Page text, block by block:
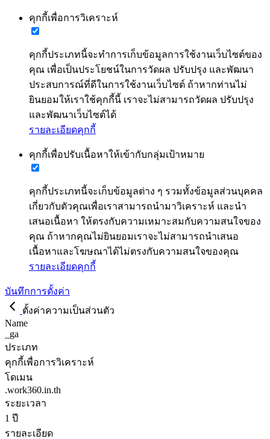
คุกกี้เพื่อการวิเคราะห์
คุกกี้ประเภทนี้จะทำการเก็บข้อมูลการใช้งานเว็บไซต์ของ
คุณ เพื่อเป็นประโยชน์ในการวัดผล ปรับปรุง และพัฒนา
ประสบการณ์ที่ดีในการใช้งานเว็บไซต์ ถ้าหากท่านไม่
ยินยอมให้เราใช้คุกกี้นี้ เราจะไม่สามารถวัดผล ปรับปรุง
และพัฒนาเว็บไซต์ได้
รายละเอียดคุกกี้
คุกกี้เพื่อปรับเนื้อหาให้เข้ากับกลุ่มเป้าหมาย
คุกกี้ประเภทนี้จะเก็บข้อมูลต่าง ๆ รวมทั้งข้อมูลส่วนบุคคล
เกี่ยวกับตัวคุณเพื่อเราสามารถนำมาวิเคราะห์ และนำ
เสนอเนื้อหา ให้ตรงกับความเหมาะสมกับความสนใจของ
คุณ ถ้าหากคุณไม่ยินยอมเราจะไม่สามารถนำเสนอ
เนื้อหาและโฆษณาได้ไม่ตรงกับความสนใจของคุณ
รายละเอียดคุกกี้
บันทึกการตั้งค่า
ตั้งค่าความเป็นส่วนตัว
Name
_ga
ประเภท
คุกกี้เพื่อการวิเคราะห์
โดเมน
.work360.in.th
ระยะเวลา
1 ปี
รายละเอียด